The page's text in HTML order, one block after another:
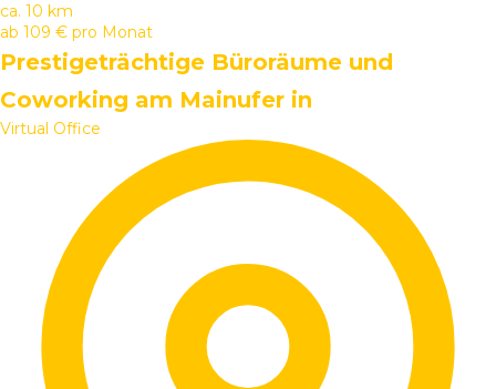
ca. 10 km
ab 109 € pro Monat
Prestigeträchtige Büroräume und
Coworking am Mainufer in
Virtual Office